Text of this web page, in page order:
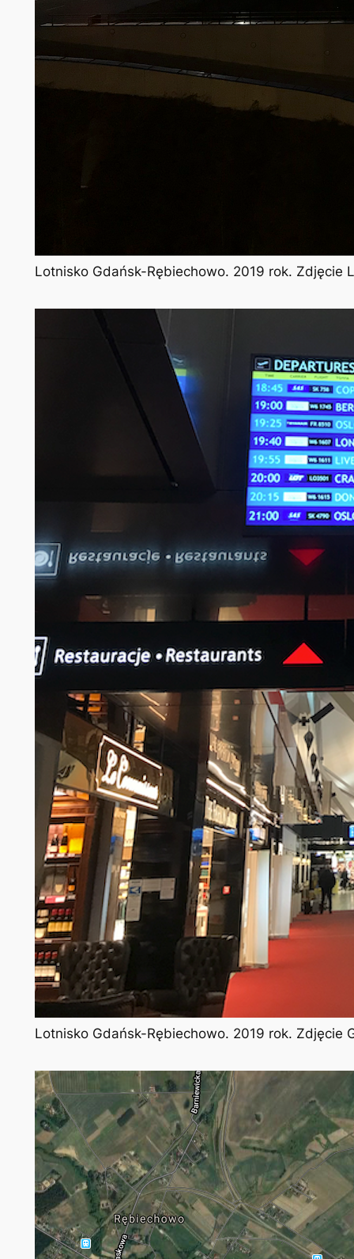
Lotnisko Gdańsk-Rębiechowo. 2019 rok. Zdjęcie
Lotnisko Gdańsk-Rębiechowo. 2019 rok. Zdjęcie